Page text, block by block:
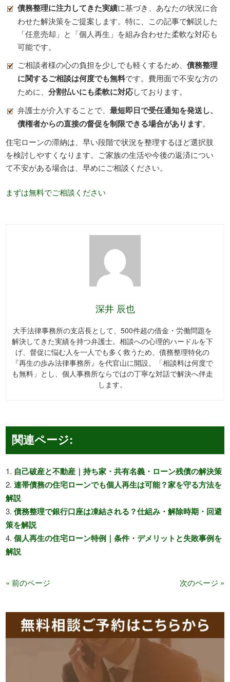
債務整理に注力してきた実績に基づき、あなたの状況に合
わせた解決策をご提案します。特に、この記事で解説した
「任意売却」と「個人再生」を組み合わせた柔軟な対応も
可能です。
ご相談者様の心の負担を少しでも軽くするため、 債務整理
に関するご相談は何度でも無料です。費用面で不安な方の
ために、 分割払いにも柔軟に対応しております。
弁護士が介入することで、 最短即日で受任通知を発送し、
債権者からの直接の督促を制限できる場合があります。
住宅ローンの滞納は、早い段階で状況を整理するほど選択肢
を検討しやすくなります。ご家族の生活や今後の返済につい
て不安がある場合は、早めにご相談ください。
まずは無料でご相談ください
深井 辰也
大手法律事務所の支店長として、500件超の借金・労働問題を
解決してきた実績を持つ弁護士。相談への心理的ハードルを下
げ、督促に悩む人を一人でも多く救うため、債務整理特化の
『再生の歩み法律事務所』を代官山に開設。「相談料は何度で
も無料」とし、個人事務所ならではの丁寧な対話で解決へ伴走
します。
関連ページ:
自己破産と不動産｜持ち家・共有名義・ローン残債の解決策
連帯債務の住宅ローンでも個人再生は可能？家を守る方法を
解説
債務整理で銀行口座は凍結される？仕組み・解除時期・回避
策を解説
個人再生の住宅ローン特例｜条件・デメリットと失敗事例を
解説
« 前のページ 次のページ »